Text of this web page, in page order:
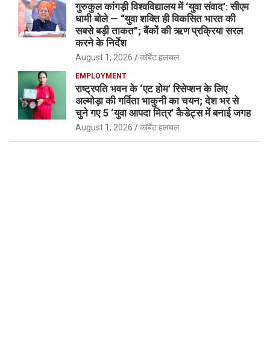
गुरुकुल कांगड़ी विश्वविद्यालय में ‘युवा संवाद’: सीएम
धामी बोले — “युवा शक्ति ही विकसित भारत की
सबसे बड़ी ताकत”; बैंकों की ऋण प्रक्रिया सरल
करने के निर्देश
August 1, 2026 कॉर्बेट हलचल
EMPLOYMENT
राष्ट्रपति भवन के ‘एट होम’ रिसेप्शन के लिए
अल्मोड़ा की गर्विता भाकुनी का चयन; देश भर से
चुने गए 5 ‘युवा आपदा मित्र’ कैडेट्स में बनाई जगह
August 1, 2026 कॉर्बेट हलचल